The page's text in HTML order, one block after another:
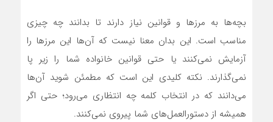
بچه‌ها به مرز‌ها و قوانین نیاز دارند تا بدانند چه چیزی
مناسب است. این بدان معنا نیست که آن‌ها این مرز‌ها را
آزمایش نمی‌کنند یا حتی قوانین خانواده شما را زیر پا
نمی‌گذارند. نکته کلیدی این است که مطمئن شوید آن‌ها
می‌دانند که در انتخاب کلمه چه انتظاری می‌رود؛ حتی اگر
همیشه از دستورالعمل‌های شما پیروی نمی‌کنند.